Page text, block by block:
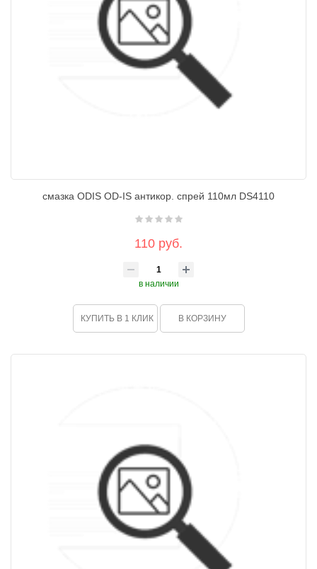
смазка ODIS OD-IS антикор. спрей 110мл DS4110
110 руб.
в наличии
КУПИТЬ В 1 КЛИК В КОРЗИНУ